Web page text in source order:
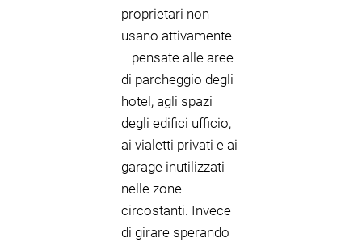
proprietari non
usano attivamente
—pensate alle aree
di parcheggio degli
hotel, agli spazi
degli edifici ufficio,
ai vialetti privati e ai
garage inutilizzati
nelle zone
circostanti. Invece
di girare sperando